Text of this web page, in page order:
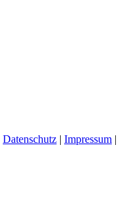
Datenschutz | Impressum |